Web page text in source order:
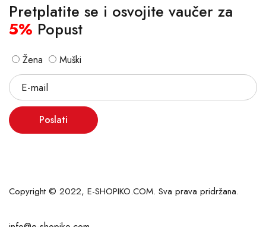
Pretplatite se i osvojite vaučer za
5% Popust
Žena Muški
Poslati
Copyright © 2022, E-SHOPIKO.COM. Sva prava pridržana.